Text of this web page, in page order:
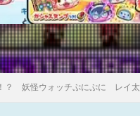
？ 妖怪ウォッチぷにぷに レイ太